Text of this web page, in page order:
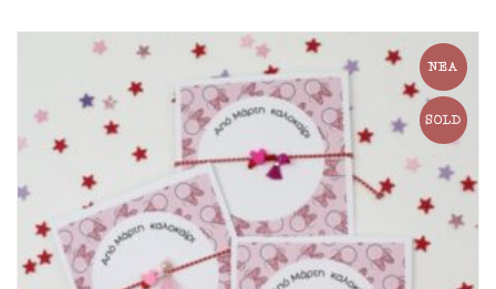
ΝΈΑ
SOLD